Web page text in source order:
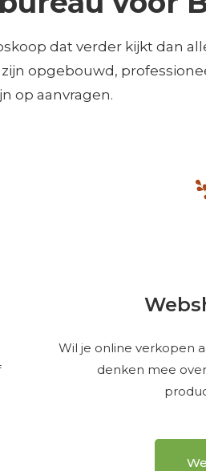
dat verder kijkt dan
opgebouwd,
op aanvragen.
Wil je online verkopen
denken mee